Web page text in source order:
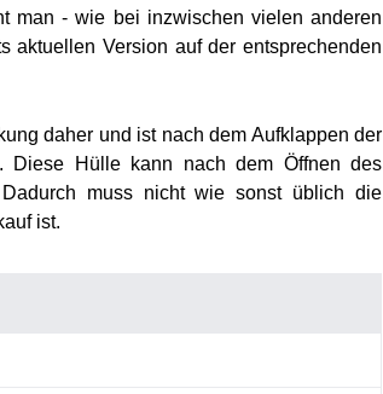
man - wie bei inzwischen vielen anderen
aktuellen Version auf der entsprechenden
daher und ist nach dem Aufklappen der
Diese Hülle kann nach dem Öffnen des
muss nicht wie sonst üblich die
ist.